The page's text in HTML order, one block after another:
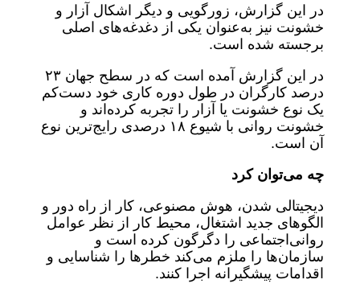
در این گزارش، زورگویی و دیگر اشکال آزار و
خشونت نیز به‌عنوان یکی از دغدغه‌های اصلی
برجسته شده است.
در این گزارش آمده است که در سطح جهان ۲۳
درصد کارگران در طول دوره کاری خود دست‌کم
یک نوع خشونت یا آزار را تجربه کرده‌اند و
خشونت روانی با شیوع ۱۸ درصدی رایج‌ترین نوع
آن است.
چه می‌توان کرد
دیجیتالی شدن، هوش مصنوعی، کار از راه دور و
الگوهای جدید اشتغال، محیط کار از نظر عوامل
روانی‌اجتماعی را دگرگون کرده است و
سازمان‌ها را ملزم می‌کند خطرها را شناسایی و
اقدامات پیشگیرانه اجرا کنند.